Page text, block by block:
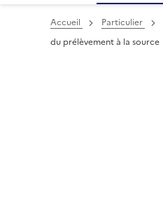
Accueil Particulier
du prélèvement à la source